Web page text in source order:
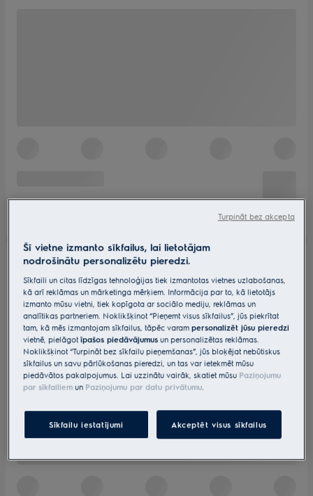
Šī vietne izmanto sīkfailus, lai lietotājam
nodrošinātu personalizētu pieredzi.
Sīkfaili un citas līdzīgas tehnoloģijas tiek izmantotas vietnes uzlabošanas,
kā arī reklāmas un mārketinga mērķiem. Informācija par to, kā lietotājs
izmanto mūsu vietni, tiek kopīgota ar sociālo mediju, reklāmas un
analītikas partneriem. Noklikšķinot “Pieņemt visus sīkfailus”, jūs piekrītat
tam, kā mēs izmantojam sīkfailus, tāpēc varampersonalizēt jūsu pieredzi
vietnē, pielāgotīpašos piedāvājumus un personalizētas reklāmas.
Noklikšķinot “Turpināt bez sīkfailu pieņemšanas”, jūs bloķējat nebūtiskus
sīkfailus un savu pārlūkošanas pieredzi, un tas var ietekmēt mūsu
piedāvātos pakalpojumus. Lai uzzinātu vairāk, skatiet mūsu Paziņojumu
par sīkfailiem un Paziņojumu par datu privātumu.
Sīkfailu iestatījumi Akceptēt visus sīkfailus
Turpināt bez akcepta